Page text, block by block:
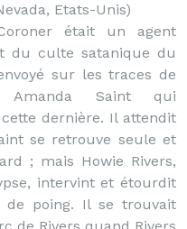
Etats-Unis)
était un agent
du culte satanique du
sur les traces de
Amanda Saint qui
dernière. Il attendit
se retrouve seule et
; mais Howie Rivers,
intervint et étourdit
de poing. Il se trouvait